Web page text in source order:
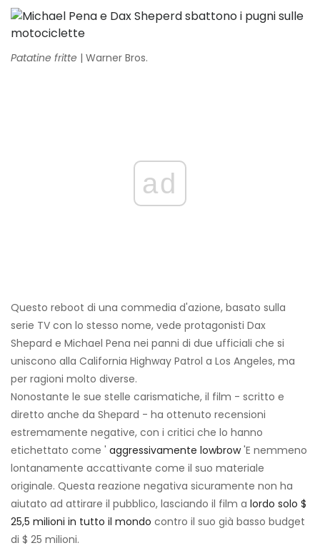
Patatine fritte | Warner Bros.
ad
Questo reboot di una commedia d'azione, basato sulla
serie TV con lo stesso nome, vede protagonisti Dax
Shepard e Michael Pena nei panni di due ufficiali che si
uniscono alla California Highway Patrol a Los Angeles, ma
per ragioni molto diverse.
Nonostante le sue stelle carismatiche, il film - scritto e
diretto anche da Shepard - ha ottenuto recensioni
estremamente negative, con i critici che lo hanno
etichettato come ' aggressivamente lowbrow'E nemmeno
lontanamente accattivante come il suo materiale
originale. Questa reazione negativa sicuramente non ha
aiutato ad attirare il pubblico, lasciando il film a lordo solo $
25,5 milioni in tutto il mondo contro il suo già basso budget
di $ 25 milioni.